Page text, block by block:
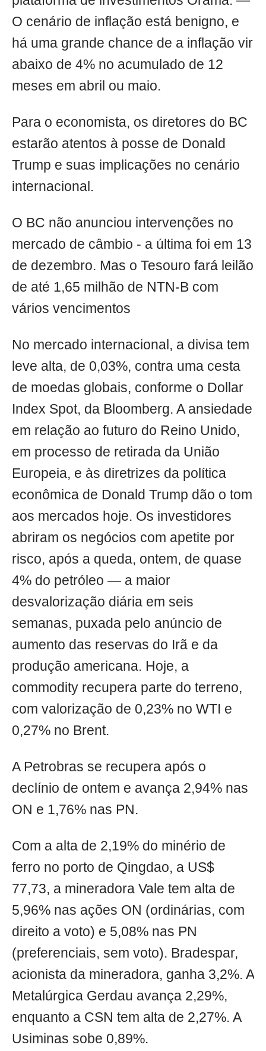
O cenário de inflação está benigno, e
há uma grande chance de a inflação vir
abaixo de 4% no acumulado de 12
meses em abril ou maio.
Para o economista, os diretores do BC
estarão atentos à posse de Donald
Trump e suas implicações no cenário
internacional.
O BC não anunciou intervenções no
mercado de câmbio - a última foi em 13
de dezembro. Mas o Tesouro fará leilão
de até 1,65 milhão de NTN-B com
vários vencimentos
No mercado internacional, a divisa tem
leve alta, de 0,03%, contra uma cesta
de moedas globais, conforme o Dollar
Index Spot, da Bloomberg. A ansiedade
em relação ao futuro do Reino Unido,
em processo de retirada da União
Europeia, e às diretrizes da política
econômica de Donald Trump dão o tom
aos mercados hoje. Os investidores
abriram os negócios com apetite por
risco, após a queda, ontem, de quase
4% do petróleo — a maior
desvalorização diária em seis
semanas, puxada pelo anúncio de
aumento das reservas do Irã e da
produção americana. Hoje, a
commodity recupera parte do terreno,
com valorização de 0,23% no WTI e
0,27% no Brent.
A Petrobras se recupera após o
declínio de ontem e avança 2,94% nas
ON e 1,76% nas PN.
Com a alta de 2,19% do minério de
ferro no porto de Qingdao, a US$
77,73, a mineradora Vale tem alta de
5,96% nas ações ON (ordinárias, com
direito a voto) e 5,08% nas PN
(preferenciais, sem voto). Bradespar,
acionista da mineradora, ganha 3,2%. A
Metalúrgica Gerdau avança 2,29%,
enquanto a CSN tem alta de 2,27%. A
Usiminas sobe 0,89%.